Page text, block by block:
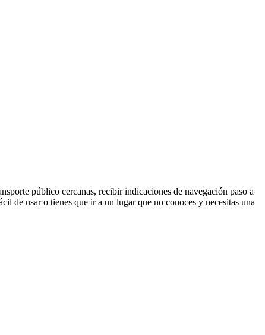
público cercanas, recibir indicaciones de navegación paso a
de usar o tienes que ir a un lugar que no conoces y necesitas una